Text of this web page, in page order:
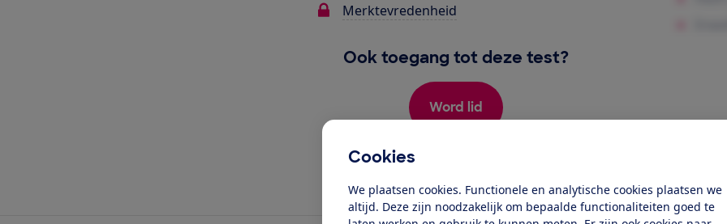
Cookies
We plaatsen cookies. Functionele en analytische cookies plaatsen we
altijd. Deze zijn noodzakelijk om bepaalde functionaliteiten goed te
Merktevredenheid
Ook toegang tot deze test?
Word lid